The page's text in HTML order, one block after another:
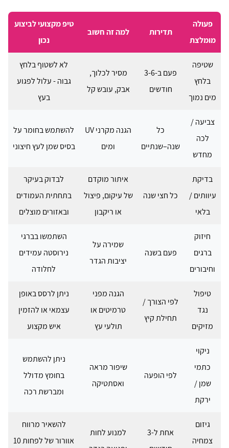
פעולה
מומלצת
תדירות למה זה חשוב
טיפ מקצועי לביצוע
נכון
שטיפה
בלחץ
מים נמוך
פעם ב-3-6
חודשים
מסיר לכלוך,
אבק, עובש קל
לא לשטוף בלחץ
גבוה - עלול לפגוע
בעץ
צביעה /
לכה
מחדש
כל
שנה–שנתיים
הגנה מקרני UV
ומים
להשתמש בחומר על
בסיס שמן לעץ חיצוני
בדיקת
עיוותים /
בלאי
כל חצי שנה
איתור מוקדם
של עיקום, פיצול
או ריקבון
לבדוק בעיקר
בתחתית העמודים
ובאזורים מוצלים
חיזוק
ברגים
וחיבורים
פעם בשנה
שמירה על
יציבות הגדר
השתמשו בברגי
נירוסטה עמידים
לחלודה
טיפול
נגד
מזיקים
לפי הצורך /
תחילת קיץ
הגנה מפני
טרמיטים או
תולעי עץ
ניתן לרסס באופן
עצמאי או להזמין
איש מקצוע
ניקוי
כתמי
שמן /
ירקת
לפי הופעה
שיפור מראה
ואסתטיקה
ניתן להשתמש
בחומץ מדולל
ומברשת רכה
גיזום
צמחיה
אחת ל-3
למנוע לחות
להשאיר מרווח
אוורור של לפחות 10